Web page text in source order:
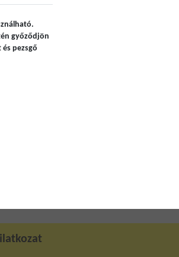
győződjön
és pezsgő